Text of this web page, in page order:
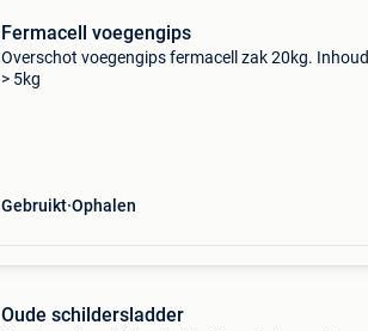
Fermacell voegengips
Overschot voegengips fermacell zak 20kg. Inhoud
> 5kg
Gebruikt Ophalen
Oude schildersladder